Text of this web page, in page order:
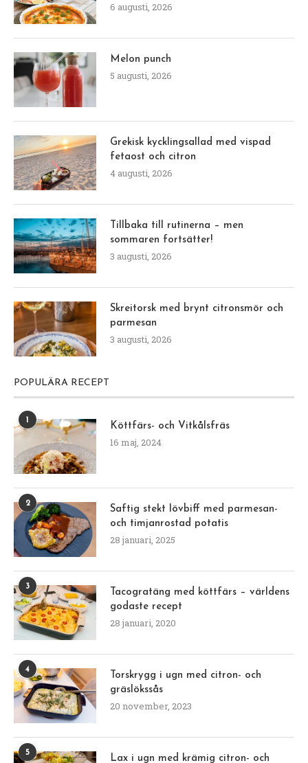
6 augusti, 2026
Melon punch
5 augusti, 2026
Grekisk kycklingsallad med vispad
fetaost och citron
4 augusti, 2026
Tillbaka till rutinerna – men
sommaren fortsätter!
3 augusti, 2026
Skreitorsk med brynt citronsmör och
parmesan
3 augusti, 2026
POPULÄRA RECEPT
1
Köttfärs- och Vitkålsfräs
16 maj, 2024
2
Saftig stekt lövbiff med parmesan-
och timjanrostad potatis
28 januari, 2025
3
Tacogratäng med köttfärs – världens
godaste recept
28 januari, 2020
4
Torskrygg i ugn med citron- och
gräslökssås
20 november, 2023
5
Lax i ugn med krämig citron- och